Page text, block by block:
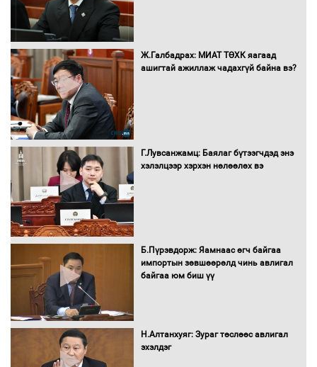
орчныг бүрдүүллээ
Ж.Галбадрах: МИАТ ТӨХК яагаад
ашигтай ажиллаж чадахгүй байна вэ?
Г.Лувсанжамц: Баялаг бүтээгчдэд энэ
хэлэлцээр хэрхэн нөлөөлөх вэ
Б.Пүрэвдорж: Яамнаас өгч байгаа
импортын зөвшөөрөлд чинь авлигал
байгаа юм биш үү
Н.Алтанхуяг: Зураг төслөөс авлигал
эхэлдэг